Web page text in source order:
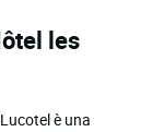
les
è una